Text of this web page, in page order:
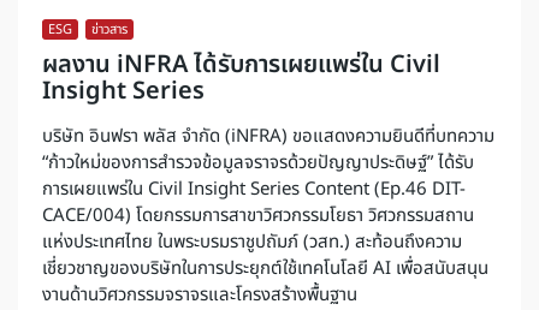
ESG ข่าวสาร
ผลงาน iNFRA ได้รับการเผยแพร่ใน Civil
Insight Series
บริษัท อินฟรา พลัส จำกัด (iNFRA) ขอแสดงความยินดีที่บทความ
“ก้าวใหม่ของการสำรวจข้อมูลจราจรด้วยปัญญาประดิษฐ์” ได้รับ
การเผยแพร่ใน Civil Insight Series Content (Ep.46 DIT-
CACE/004) โดยกรรมการสาขาวิศวกรรมโยธา วิศวกรรมสถาน
แห่งประเทศไทย ในพระบรมราชูปถัมภ์ (วสท.) สะท้อนถึงความ
เชี่ยวชาญของบริษัทในการประยุกต์ใช้เทคโนโลยี AI เพื่อสนับสนุน
งานด้านวิศวกรรมจราจรและโครงสร้างพื้นฐาน